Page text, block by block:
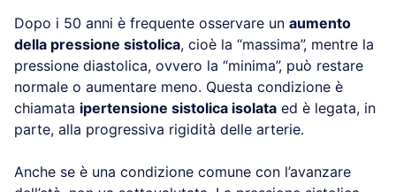
Dopo i 50 anni è frequente osservare un aumento
della pressione sistolica, cioè la “massima”, mentre la
pressione diastolica, ovvero la “minima”, può restare
normale o aumentare meno. Questa condizione è
chiamata ipertensione sistolica isolata ed è legata, in
parte, alla progressiva rigidità delle arterie.
Anche se è una condizione comune con l’avanzare